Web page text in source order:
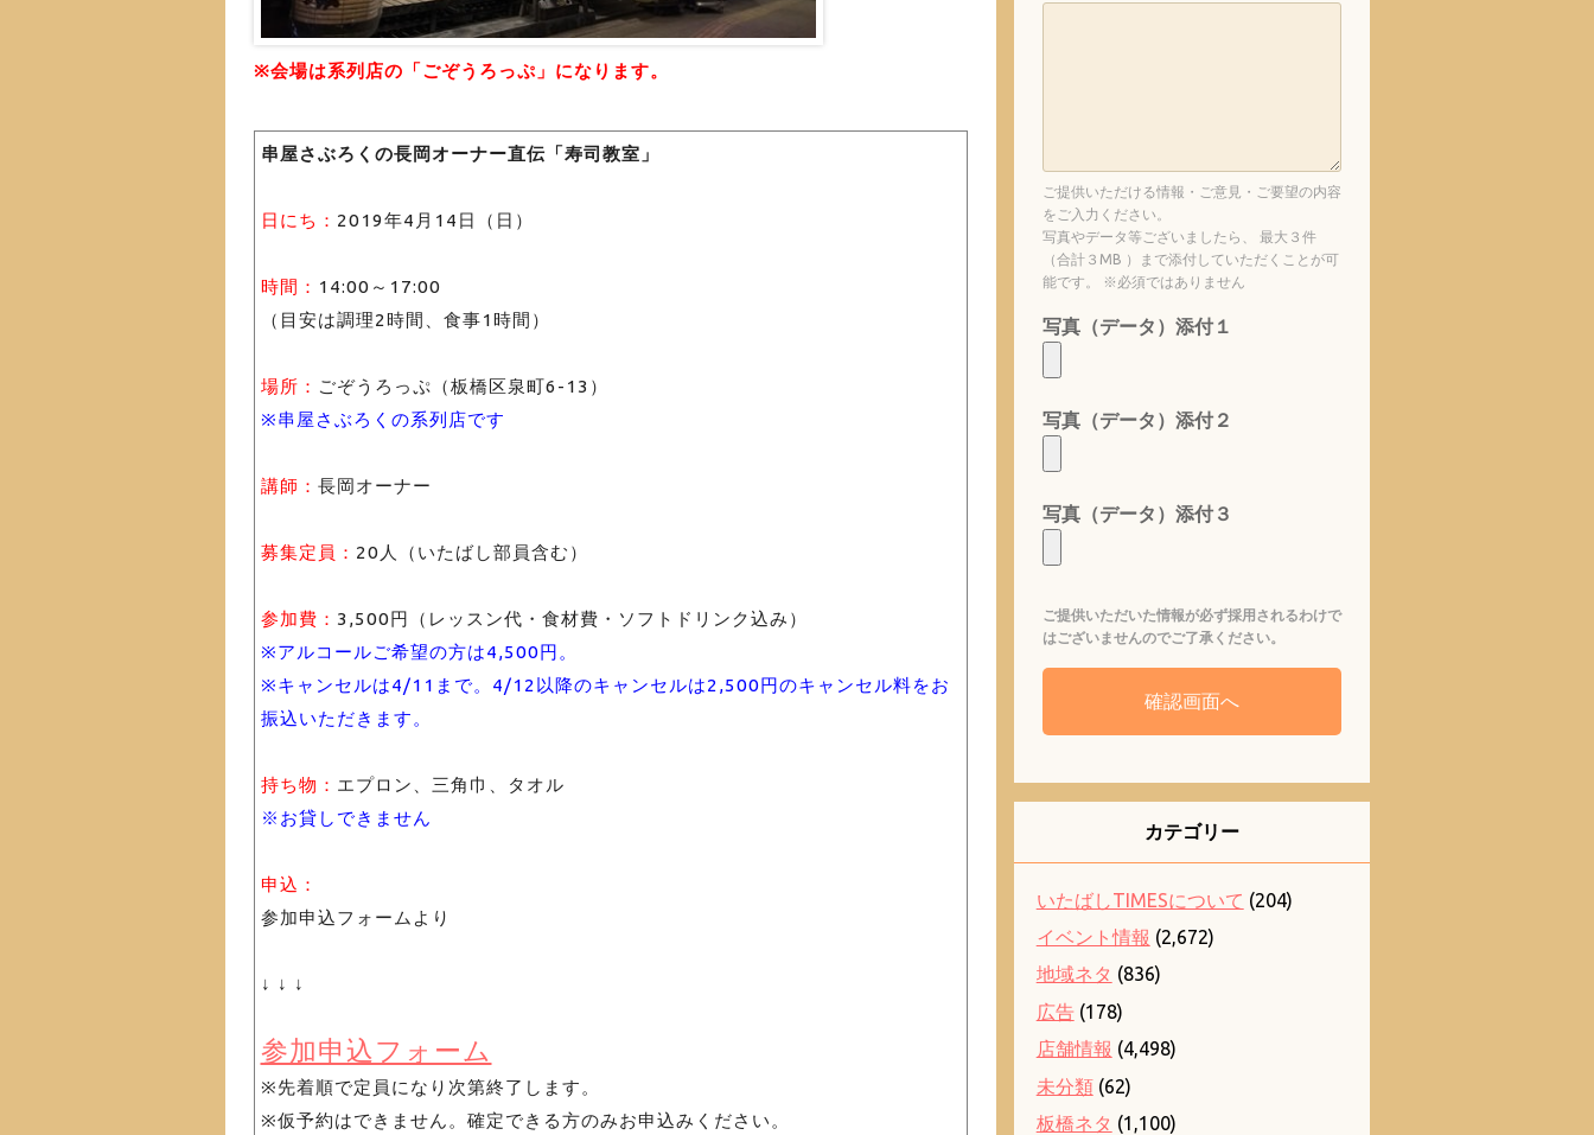
※会場は系列店の「ごぞうろっぷ」になります。
串屋さぶろくの長岡オーナー直伝「寿司教室」
日にち： 2019年4月14日（日）
時間： 14:00～17:00
（目安は調理2時間、食事1時間）
場所： ごぞうろっぷ（板橋区泉町6-13）
※串屋さぶろくの系列店です
講師： 長岡オーナー
募集定員： 20人（いたばし部員含む）
参加費： 3,500円（レッスン代・食材費・ソフトドリンク込み）
※アルコールご希望の方は4,500円。
※キャンセルは4/11まで。4/12以降のキャンセルは2,500円のキャンセル料をお
振込いただきます。
持ち物： エプロン、三角巾、タオル
※お貸しできません
申込：
参加申込フォームより
↓ ↓ ↓
参加申込フォーム
※先着順で定員になり次第終了します。
※仮予約はできません。確定できる方のみお申込みください。
ご提供いただける情報・ご意見・ご要望の内容
をご入力ください。
写真やデータ等ございましたら、 最大３件
（合計３MB ）まで添付していただくことが可
能です。 ※必須ではありません
写真（データ）添付１
写真（データ）添付２
写真（データ）添付３
ご提供いただいた情報が必ず採用されるわけで
はございませんのでご了承ください。
カテゴリー
いたばしTIMESについて (204)
イベント情報 (2,672)
地域ネタ (836)
広告(178)
店舗情報 (4,498)
未分類(62)
板橋ネタ (1,100)